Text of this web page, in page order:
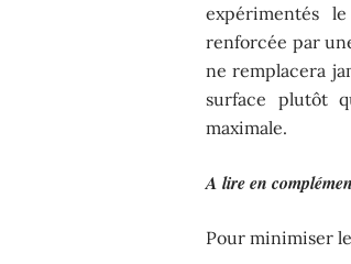
expérimentés
renforcée par
ne remplacera
surface plutôt
maximale.
A lire en
Pour minimiser